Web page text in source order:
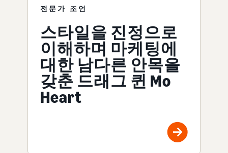
전문가 조언
스타일을 진정으로
이해하며 마케팅에
대한 남다른 안목을
갖춘 드래그 퀸 Mo
Heart